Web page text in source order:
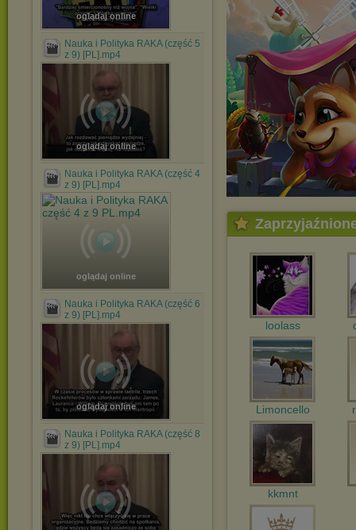
oglądaj online
Nauka i Polityka RAKA (część 5
z 9) [PL].mp4
oglądaj online
Nauka i Polityka RAKA (część 4
z 9) [PL].mp4
oglądaj online
Nauka i Polityka RAKA (część 6
z 9) [PL].mp4
oglądaj online
Nauka i Polityka RAKA (część 8
z 9) [PL].mp4
loolass
Limoncello
kkmnt